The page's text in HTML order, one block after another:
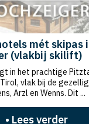
mét skipas
(vlakbij skilift)
in het prachtige
vlak bij de
Arzl en Wenns. Dit ...
• Lees verder